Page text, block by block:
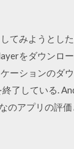
てみようとし
をダウンロ
ーションのダ
了している.
のアプリの評